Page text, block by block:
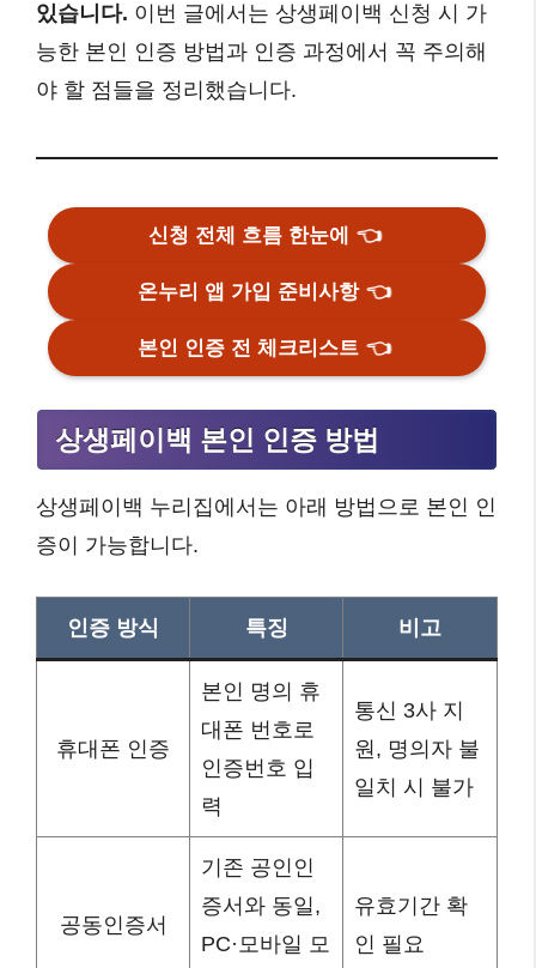
있습니다. 이번 글에서는 상생페이백 신청 시 가
능한 본인 인증 방법과 인증 과정에서 꼭 주의해
야 할 점들을 정리했습니다.
신청 전체 흐름 한눈에👈
온누리 앱 가입 준비사항👈
본인 인증 전 체크리스트👈
상생페이백 본인 인증 방법
상생페이백 누리집에서는 아래 방법으로 본인 인
증이 가능합니다.
인증 방식 특징 비고
휴대폰 인증
본인 명의 휴
대폰 번호로
인증번호 입
력
통신 3사 지
원, 명의자 불
일치 시 불가
공동인증서
기존 공인인
증서와 동일,
PC·모바일 모
유효기간 확
인 필요